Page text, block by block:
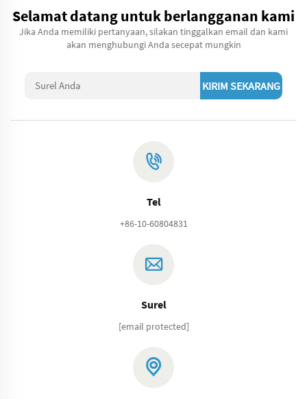
Selamat datang untuk berlangganan kami
Jika Anda memiliki pertanyaan, silakan tinggalkan email dan kami
akan menghubungi Anda secepat mungkin
KIRIM SEKARANG
Tel
+86-10-60804831
Surel
[email protected]